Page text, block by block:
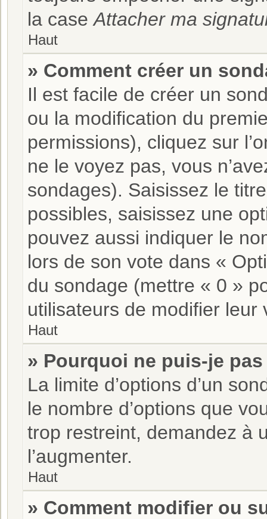
la caseAttacher ma
Haut
» Comment créer un
Il est facile de créer un
ou la modification du
permissions), cliquez sur
ne le voyez pas, vous
sondages). Saisissez le
possibles, saisissez une
pouvez aussi indiquer le
lors de son vote dans «
du sondage (mettre « 0 »
utilisateurs de modifier leur
Haut
» Pourquoi ne puis-je
La limite d’options d’un
le nombre d’options que
trop restreint, demandez à
l’augmenter.
Haut
» Comment modifier ou